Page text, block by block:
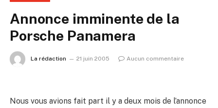
Annonce imminente de la
Porsche Panamera
La rédaction 21 juin 2005 Aucun commentaire
Nous vous avions fait part il y a deux mois de l’annonce